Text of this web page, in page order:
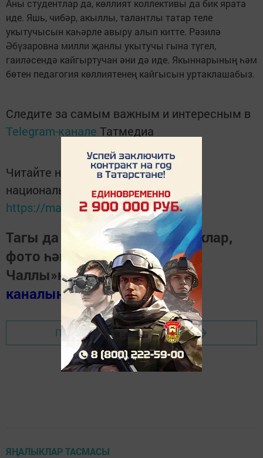
Аны студентлар да, көллият коллективы да бик ярата
иде. Яшь, чибәр, акыллы, талантлы татар теле
укытучысын каһәрле авыру алып китте. Рәзилә
Әбүзаровна милли җанлы укытучы гына түгел,
гаиләсендә кайгыртучан әни дә иде. Якыннарының һәм
бөтен педагогия көллиятенең кайгысын уртаклашабыз.
Следите за самым важным и интересным в
Telegram-канале Татмедиа
Читайте новости Татарстана в
национальном мессенджере MАХ:
https://max.ru/tatmedia
Тагы да кызыклырак яңалыклар,
фото һәм видеолар «Шәһри
Чаллы»ныңMAX
каналында(язылыгыз).
Перейти на страницу новости
ЯҢАЛЫКЛАР ТАСМАСЫ